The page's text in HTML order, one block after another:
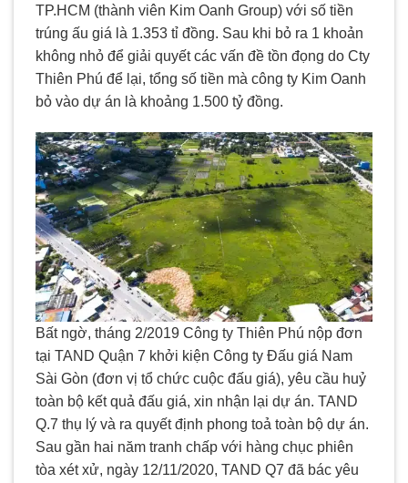
TP.HCM (thành viên Kim Oanh Group) với số tiền
trúng ấu giá là 1.353 tỉ đồng. Sau khi bỏ ra 1 khoản
không nhỏ để giải quyết các vấn đề tồn đọng do Cty
Thiên Phú để lại, tổng số tiền mà công ty Kim Oanh
bỏ vào dự án là khoảng 1.500 tỷ đồng.
Bất ngờ, tháng 2/2019 Công ty Thiên Phú nộp đơn
tại TAND Quận 7 khởi kiện Công ty Đấu giá Nam
Sài Gòn (đơn vị tổ chức cuộc đấu giá), yêu cầu huỷ
toàn bộ kết quả đấu giá, xin nhận lại dự án. TAND
Q.7 thụ lý và ra quyết định phong toả toàn bộ dự án.
Sau gần hai năm tranh chấp với hàng chục phiên
tòa xét xử, ngày 12/11/2020, TAND Q7 đã bác yêu